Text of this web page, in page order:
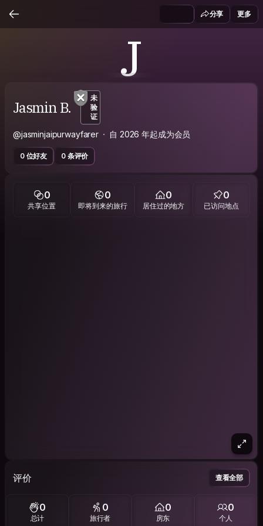
分享 更多
J
Jasmin B.
未
验
证
@jasminjaipurwayfarer 自 2026 年起成为会员
0 位好友 0 条评价
0
共享位置
0
即将到来的旅行
0
居住过的地方
0
已访问地点
评价 查看全部
0
总计
0
旅行者
0
房东
0
个人